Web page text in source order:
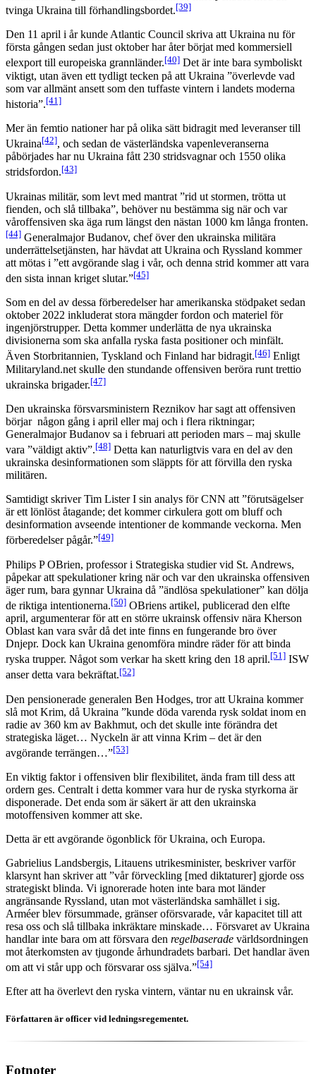
tvinga Ukraina till förhandlingsbordet.[39]
Den 11 april i år kunde Atlantic Council skriva att Ukraina nu för
första gången sedan just oktober har åter börjat med kommersiell
elexport till europeiska grannländer.[40] Det är inte bara symboliskt
viktigt, utan även ett tydligt tecken på att Ukraina ”överlevde vad
som var allmänt ansett som den tuffaste vintern i landets moderna
historia”.[41]
Mer än femtio nationer har på olika sätt bidragit med leveranser till
Ukraina[42], och sedan de västerländska vapenleveranserna
påbörjades har nu Ukraina fått 230 stridsvagnar och 1550 olika
stridsfordon.[43]
Ukrainas militär, som levt med mantrat ”rid ut stormen, trötta ut
fienden, och slå tillbaka”, behöver nu bestämma sig när och var
våroffensiven ska äga rum längst den nästan 1000 km långa fronten.
[44] Generalmajor Budanov, chef över den ukrainska militära
underrättelsetjänsten, har hävdat att Ukraina och Ryssland kommer
att mötas i ”ett avgörande slag i vår, och denna strid kommer att vara
den sista innan kriget slutar.”[45]
Som en del av dessa förberedelser har amerikanska stödpaket sedan
oktober 2022 inkluderat stora mängder fordon och materiel för
ingenjörstrupper. Detta kommer underlätta de nya ukrainska
divisionerna som ska anfalla ryska fasta positioner och minfält.
Även Storbritannien, Tyskland och Finland har bidragit.[46] Enligt
Militaryland.net skulle den stundande offensiven beröra runt trettio
ukrainska brigader.[47]
Den ukrainska försvarsministern Reznikov har sagt att offensiven
börjar någon gång i april eller maj och i flera riktningar;
Generalmajor Budanov sa i februari att perioden mars – maj skulle
vara ”väldigt aktiv”.[48] Detta kan naturligtvis vara en del av den
ukrainska desinformationen som släppts för att förvilla den ryska
militären.
Samtidigt skriver Tim Lister I sin analys för CNN att ”förutsägelser
är ett lönlöst åtagande; det kommer cirkulera gott om bluff och
desinformation avseende intentioner de kommande veckorna. Men
förberedelser pågår.”[49]
Philips P OBrien, professor i Strategiska studier vid St. Andrews,
påpekar att spekulationer kring när och var den ukrainska offensiven
äger rum, bara gynnar Ukraina då ”ändlösa spekulationer” kan dölja
de riktiga intentionerna.[50] OBriens artikel, publicerad den elfte
april, argumenterar för att en större ukrainsk offensiv nära Kherson
Oblast kan vara svår då det inte finns en fungerande bro över
Dnjepr. Dock kan Ukraina genomföra mindre räder för att binda
ryska trupper. Något som verkar ha skett kring den 18 april.[51] ISW
anser detta vara bekräftat.[52]
Den pensionerade generalen Ben Hodges, tror att Ukraina kommer
slå mot Krim, då Ukraina ”kunde döda varenda rysk soldat inom en
radie av 360 km av Bakhmut, och det skulle inte förändra det
strategiska läget… Nyckeln är att vinna Krim – det är den
avgörande terrängen…”[53]
En viktig faktor i offensiven blir flexibilitet, ända fram till dess att
ordern ges. Centralt i detta kommer vara hur de ryska styrkorna är
disponerade. Det enda som är säkert är att den ukrainska
motoffensiven kommer att ske.
Detta är ett avgörande ögonblick för Ukraina, och Europa.
Gabrielius Landsbergis, Litauens utrikesminister, beskriver varför
klarsynt han skriver att ”vår förveckling [med diktaturer] gjorde oss
strategiskt blinda. Vi ignorerade hoten inte bara mot länder
angränsande Ryssland, utan mot västerländska samhället i sig.
Arméer blev försummade, gränser oförsvarade, vår kapacitet till att
resa oss och slå tillbaka inkräktare minskade… Försvaret av Ukraina
handlar inte bara om att försvara den regelbaserade världsordningen
mot återkomsten av tjugonde århundradets barbari. Det handlar även
om att vi står upp och försvarar oss själva.”[54]
Efter att ha överlevt den ryska vintern, väntar nu en ukrainsk vår.
Författaren är officer vid ledningsregementet.
Fotnoter